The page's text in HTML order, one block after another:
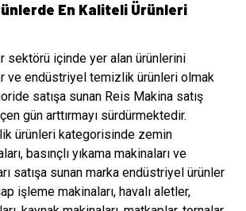
En Kaliteli Ürünleri
sektörü içinde yer alan ürünlerini
ve endüstriyel temizlik ürünleri olmak
satışa sunan Reis Makina satış
gün arttırmayı sürdürmektedir.
ürünleri kategorisinde zemin
basınçlı yıkama makinaları ve
satışa sunan marka endüstriyel ürünler
işleme makinaları, havalı aletler,